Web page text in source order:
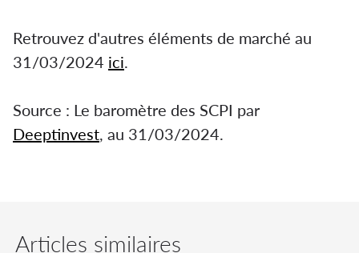
Retrouvez d'autres éléments de marché au
31/03/2024 ici
Source : Le baromètre des SCPI par
Deeptinvest , au 31/03/2024.
Articles similaires